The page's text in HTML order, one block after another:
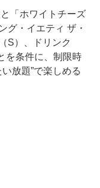
「ホワイトチーズ
グ・イエティ ザ・
S）、ドリンク
を条件に、制限時
放題”で楽しめる